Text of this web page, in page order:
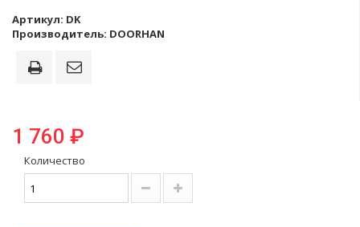
Артикул: DK
Производитель: DOORHAN
1 760 ₽
Количество